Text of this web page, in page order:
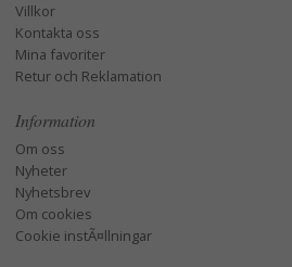
Villkor
Kontakta oss
Mina favoriter
Retur och Reklamation
Information
Om oss
Nyheter
Nyhetsbrev
Om cookies
Cookie instÃ¤llningar